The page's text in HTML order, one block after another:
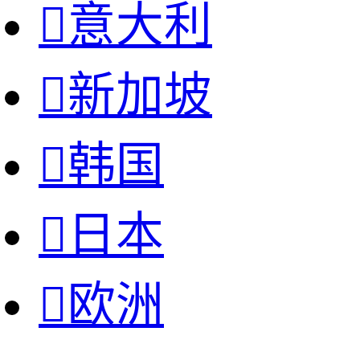
意大利
新加坡
韩国
 日本
欧洲